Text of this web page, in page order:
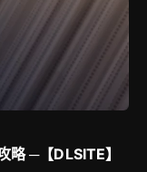
略 ─【DLSITE】